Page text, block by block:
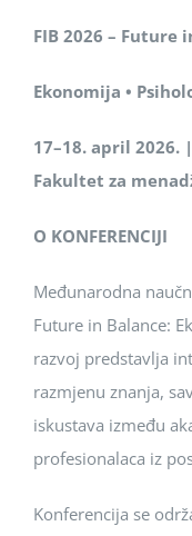
FIB 2026 – Future
Ekonomija •
17–18. april
Fakultet za
O KONFERENCIJI
Međunarodna
Future in Balance:
razvoj predstavlja
razmjenu znanja,
iskustava između
profesionalaca iz
Konferencija se